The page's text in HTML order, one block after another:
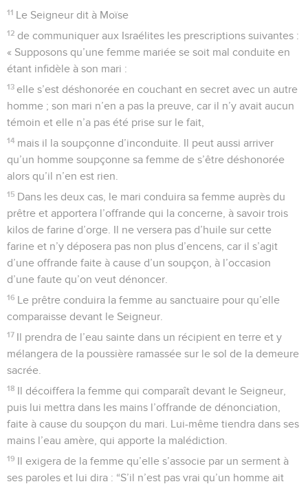
11 Le Seigneur dit à Moïse
12 de communiquer aux Israélites les prescriptions suivantes :
« Supposons qu’une femme mariée se soit mal conduite en
étant infidèle à son mari :
13 elle s’est déshonorée en couchant en secret avec un autre
homme ; son mari n’en a pas la preuve, car il n’y avait aucun
témoin et elle n’a pas été prise sur le fait,
14 mais il la soupçonne d’inconduite. Il peut aussi arriver
qu’un homme soupçonne sa femme de s’être déshonorée
alors qu’il n’en est rien.
15 Dans les deux cas, le mari conduira sa femme auprès du
prêtre et apportera l’offrande qui la concerne, à savoir trois
kilos de farine d’orge. Il ne versera pas d’huile sur cette
farine et n’y déposera pas non plus d’encens, car il s’agit
d’une offrande faite à cause d’un soupçon, à l’occasion
d’une faute qu’on veut dénoncer.
16 Le prêtre conduira la femme au sanctuaire pour qu’elle
comparaisse devant le Seigneur.
17 Il prendra de l’eau sainte dans un récipient en terre et y
mélangera de la poussière ramassée sur le sol de la demeure
sacrée.
18 Il décoiffera la femme qui comparaît devant le Seigneur,
puis lui mettra dans les mains l’offrande de dénonciation,
faite à cause du soupçon du mari. Lui-même tiendra dans ses
mains l’eau amère, qui apporte la malédiction.
19 Il exigera de la femme qu’elle s’associe par un serment à
ses paroles et lui dira : “S’il n’est pas vrai qu’un homme ait